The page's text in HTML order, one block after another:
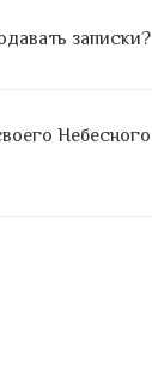
записки?
Небесного